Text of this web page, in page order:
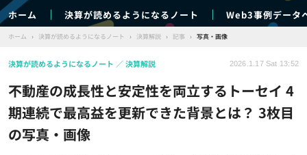
ホーム 決算が読めるようになるノート Web3事例データ
ホーム › 決算が読めるようになるノート › 決算解説 › 記事 › 写真・画像
不動産の成長性と安定性を両立するトーセイ 4
期連続で最高益を更新できた背景とは？ 3枚目
の写真・画像
決算が読めるようになるノート 決算解説 2026.1.17 Sat 13:52